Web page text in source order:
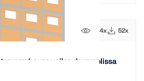
744x 52x
armé avec voiles de remplissa